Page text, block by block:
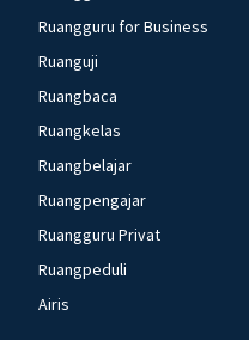
Ruangguru for Business
Ruanguji
Ruangbaca
Ruangkelas
Ruangbelajar
Ruangpengajar
Ruangguru Privat
Ruangpeduli
Airis